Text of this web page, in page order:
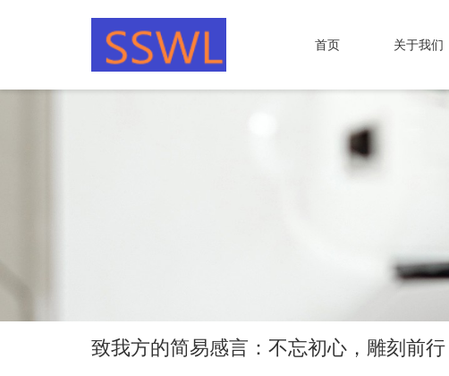
首页 关于我们
致我方的简易感言：不忘初心，雕刻前行